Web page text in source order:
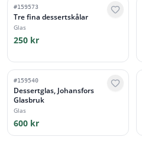
#159573
Tre fina dessertskålar
Glas
250 kr
#159540
Dessertglas, Johansfors
Glasbruk
Glas
600 kr